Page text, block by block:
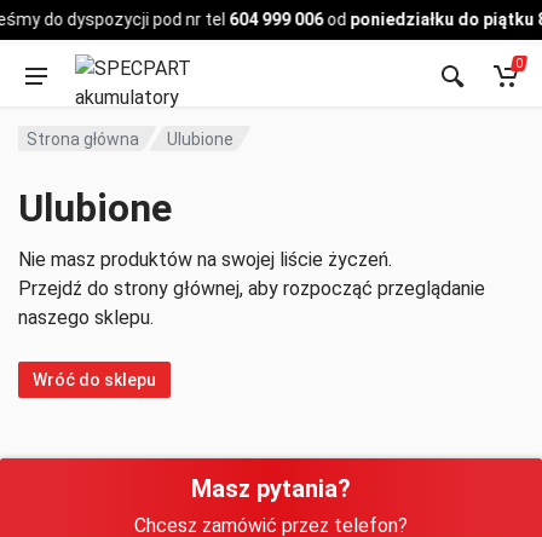
do dyspozycji pod nr tel 604 999 006od poniedziałku do piątku
Pojazd
0
Strona główna Ulubione
Ulubione
Nie masz produktów na swojej liście życzeń.
Przejdź do strony głównej, aby rozpocząć przeglądanie
naszego sklepu.
Wróć do sklepu
Masz pytania?
Chcesz zamówić przez telefon?